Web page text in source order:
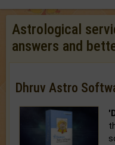
Astrological
answers and
Dhruv Astro